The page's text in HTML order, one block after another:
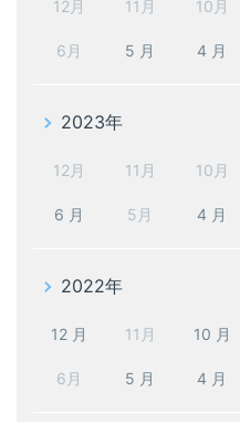
12月 11月 10月
6月 5 月 4 月
2023年
12月 11月 10月
6 月 5月 4 月
2022年
12 月 11月 10 月
6月 5 月 4 月